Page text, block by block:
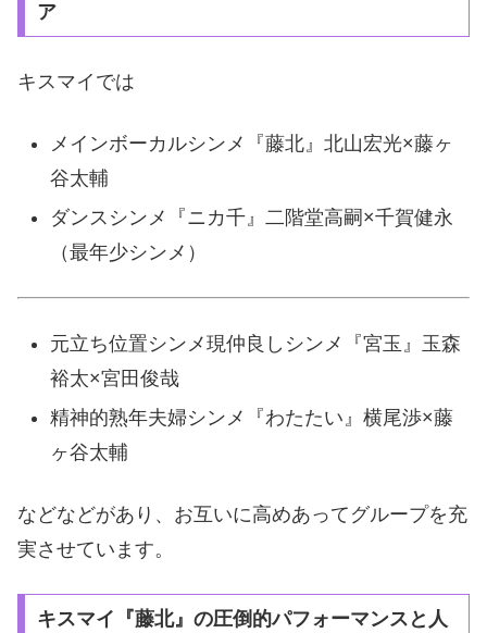
ア
キスマイでは
メインボーカルシンメ『藤北』北山宏光×藤ヶ
谷太輔
ダンスシンメ『ニカ千』二階堂高嗣×千賀健永
（最年少シンメ）
元立ち位置シンメ現仲良しシンメ『宮玉』玉森
裕太×宮田俊哉
精神的熟年夫婦シンメ『わたたい』横尾渉×藤
ヶ谷太輔
などなどがあり、お互いに高めあってグループを充
実させています。
キスマイ『藤北』の圧倒的パフォーマンスと人